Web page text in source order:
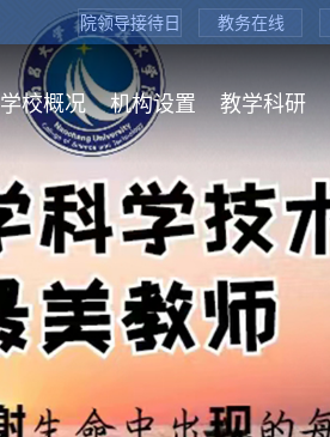
院领导接待日 教务在线
学校概况 机构设置 教学科研